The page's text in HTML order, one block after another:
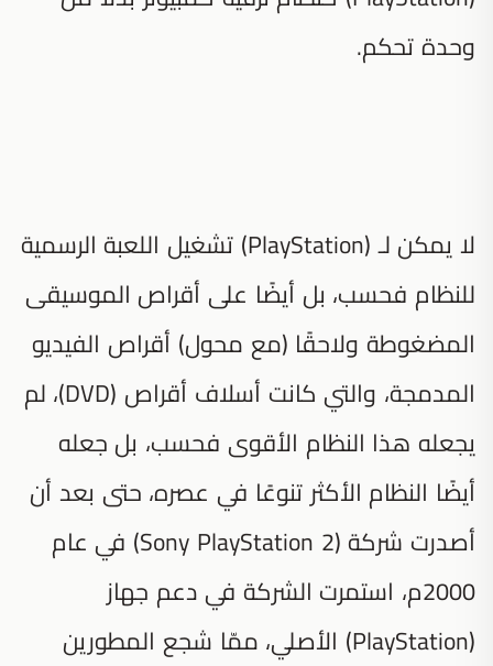
وحدة تحكم.
لا يمكن لـ (PlayStation) تشغيل اللعبة الرسمية
للنظام فحسب، بل أيضًا على أقراص الموسيقى
المضغوطة ولاحقًا (مع محول) أقراص الفيديو
المدمجة، والتي كانت أسلاف أقراص (DVD)، لم
يجعله هذا النظام الأقوى فحسب، بل جعله
أيضًا النظام الأكثر تنوعًا في عصره، حتى بعد أن
أصدرت شركة (Sony PlayStation 2) في عام
2000م، استمرت الشركة في دعم جهاز
(PlayStation) الأصلي، ممّا شجع المطورين